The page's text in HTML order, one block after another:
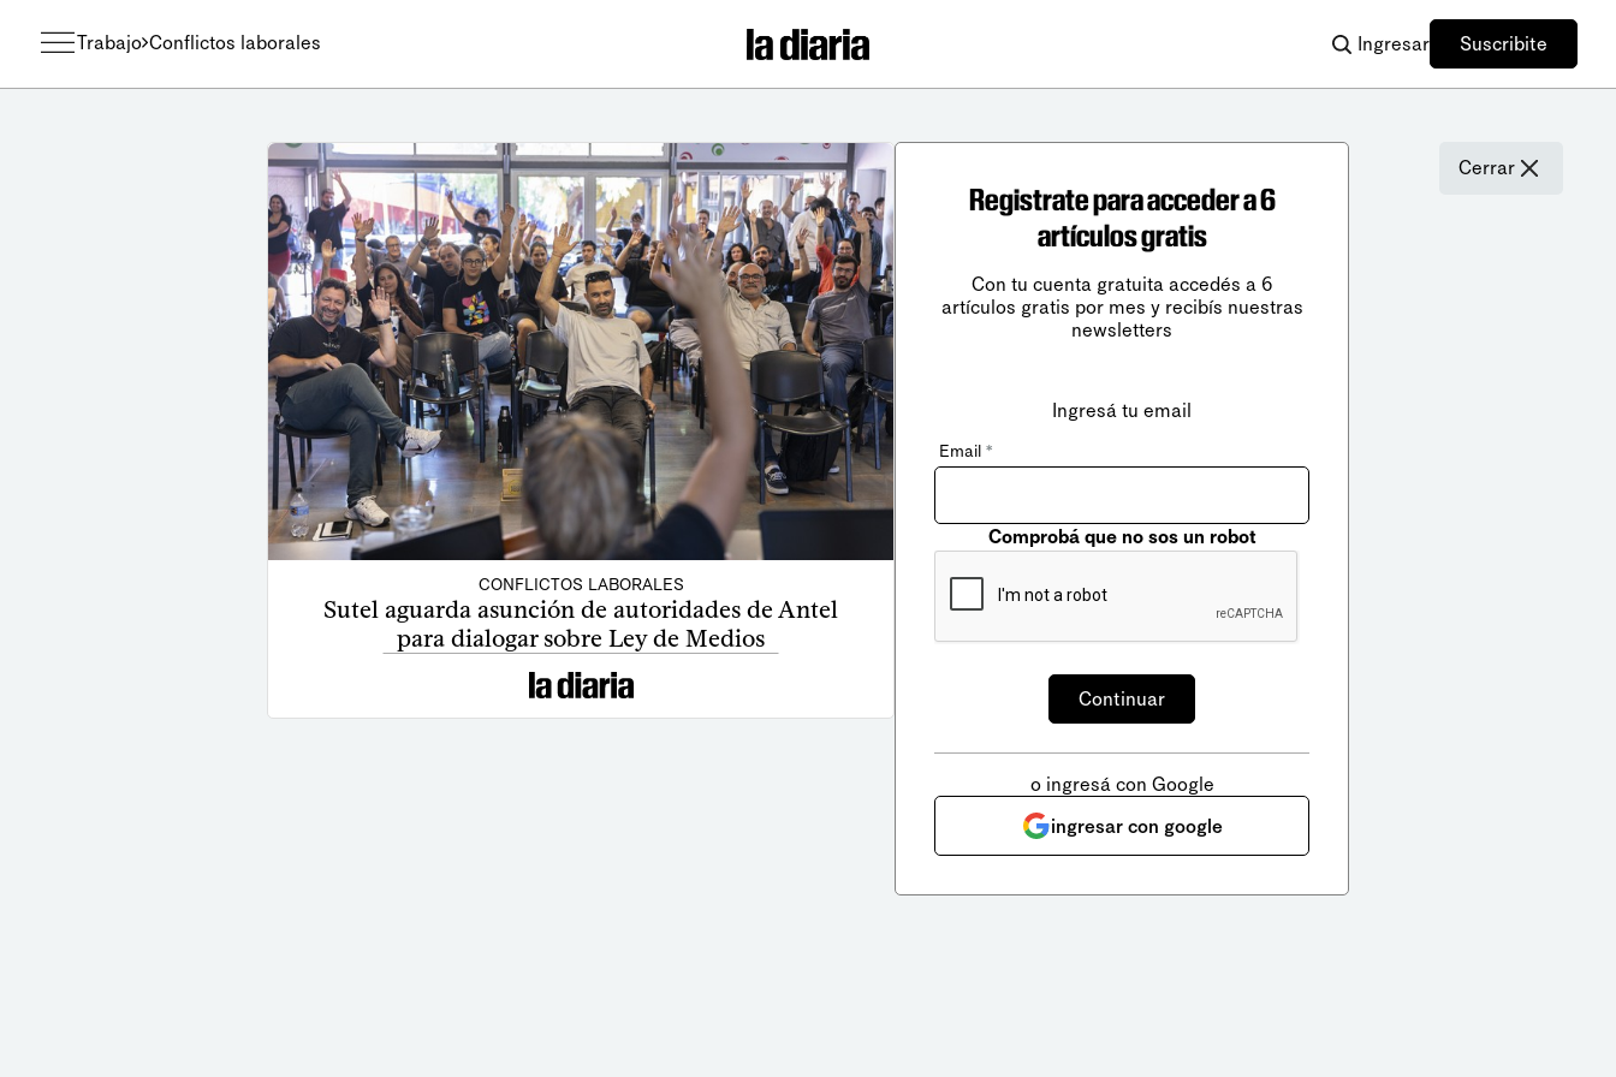
Trabajo Conflictos laborales Ingresar Suscribite
CONFLICTOS LABORALES
Sutel aguarda asunción de autoridades de Antel
para dialogar sobre Ley de Medios
Cerrar
Registrate para acceder a 6
artículos gratis
Con tu cuenta gratuita accedés a 6
artículos gratis por mes y recibís nuestras
newsletters
Ingresá tu email
Email *
Comprobá que no sos un robot
o ingresá con Google
ingresar con google